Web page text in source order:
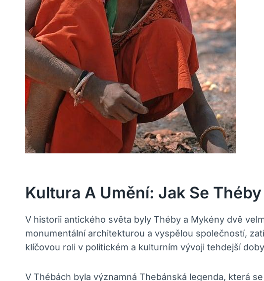
Kultura A Umění: Jak Se
V historii antického světa byly Théby a Mykény dvě
monumentální architekturou a vyspělou společností,
klíčovou roli v politickém a kulturním vývoji tehdejší
V Thébách byla významná Thebánská legenda, která